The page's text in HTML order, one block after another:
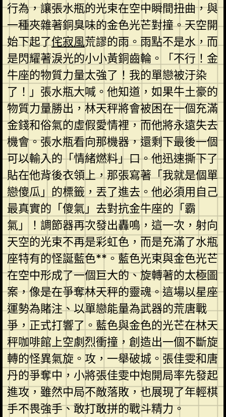
行為，讓張水瓶的光束在空中瞬間扭曲，與
一種夾雜著銅臭味的金色光芒對撞。天空開
始下起了侘寂風荒謬的雨。雨點不是水，而
是閃耀著淚光的小小黃銅齒輪。「不行！金
牛座的物質力量太強了！我的單戀被汙染
了！」張水瓶大喊。他知道，如果牛土豪的
物質力量勝出，林天秤將會被困在一個充滿
金錢和俗氣的虛假愛情裡，而他將永遠失去
機會。張水瓶看向那機器，還剩下最後一個
可以輸入的「情緒燃料」口。他迅速撕下了
貼在他背後衣領上，那張寫著「我就是個單
戀傻瓜」的標籤，丟了進去。他必須用自己
最真實的「傻氣」去對抗金牛座的「霸
氣」！調節器再次發出轟鳴，這一次，射向
天空的光束不再是彩虹色，而是充滿了水瓶
座特有的怪誕藍色**。藍色光束與金色光芒
在空中形成了一個巨大的、旋轉著的太極圖
案，像是在爭奪林天秤的靈魂。這場以星座
運勢為賭注、以單戀能量為武器的荒唐戰
爭，正式打響了。藍色與金色的光芒在林天
秤咖啡館上空劇烈衝撞，創造出一個不斷旋
轉的怪異氣旋。攻，一舉破城。張佳雯和唐
丹的爭奪中，小將張佳雯中炮開局率先發起
進攻，雖然中局不敵落敗，也展現了年輕棋
手不畏強手、敢打敢拼的戰斗精力。